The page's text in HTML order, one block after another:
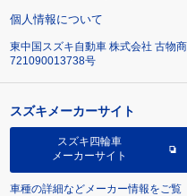
個人情報について
東中国スズキ自動車 株式会社 古物
721090013738号
スズキメーカーサイト
スズキ四輪車
メーカーサイト
車種の詳細などメーカー情報をご覧